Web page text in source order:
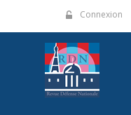
Connexion